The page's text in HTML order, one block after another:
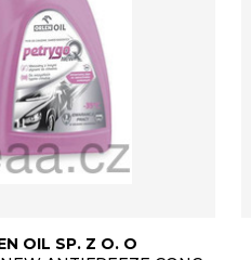
OIL SP. Z O. O